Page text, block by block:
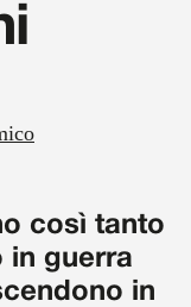
così tanto
in guerra
in